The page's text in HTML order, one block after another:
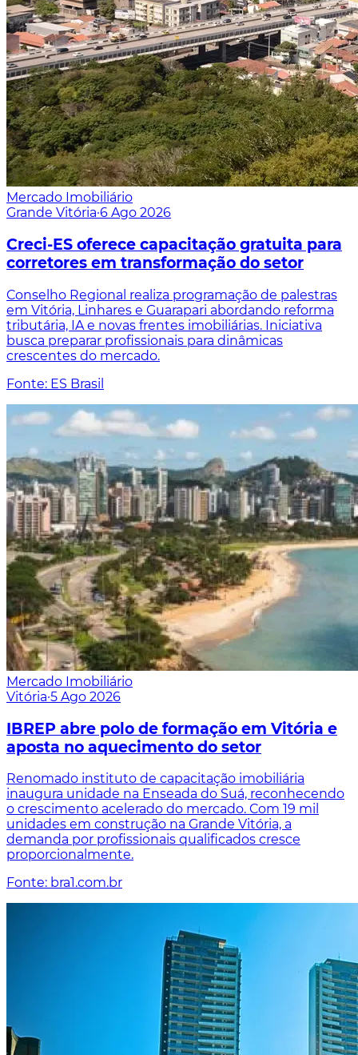
Mercado Imobiliário
Grande Vitória·6 Ago 2026
Creci-ES oferece capacitação gratuita para
corretores em transformação do setor
Conselho Regional realiza programação de palestras
em Vitória, Linhares e Guarapari abordando reforma
tributária, IA e novas frentes imobiliárias. Iniciativa
busca preparar profissionais para dinâmicas
crescentes do mercado.
Fonte: ES Brasil
Mercado Imobiliário
Vitória·5 Ago 2026
IBREP abre polo de formação em Vitória e
aposta no aquecimento do setor
Renomado instituto de capacitação imobiliária
inaugura unidade na Enseada do Suá, reconhecendo
o crescimento acelerado do mercado. Com 19 mil
unidades em construção na Grande Vitória, a
demanda por profissionais qualificados cresce
proporcionalmente.
Fonte: bra1.com.br